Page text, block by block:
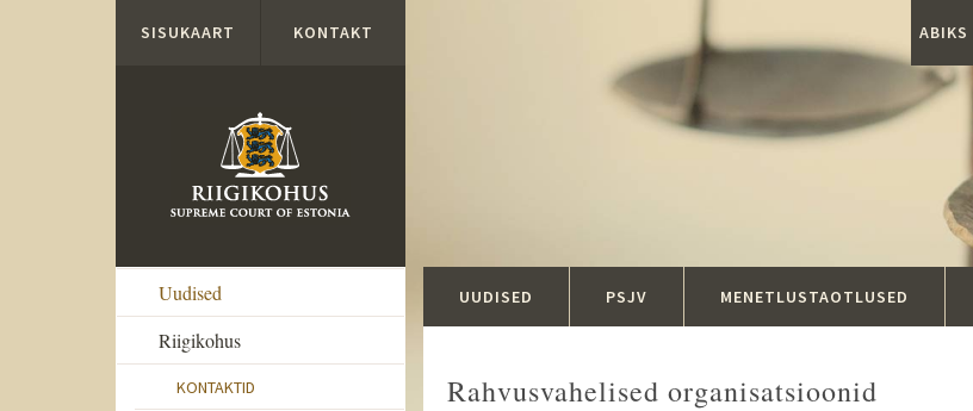
ABIKS
SISUKAART KONTAKT
Uudised
Riigikohus
KONTAKTID
UUDISED PSJV MENETLUSTAOTLUSED
Rahvusvahelised organisatsioonid